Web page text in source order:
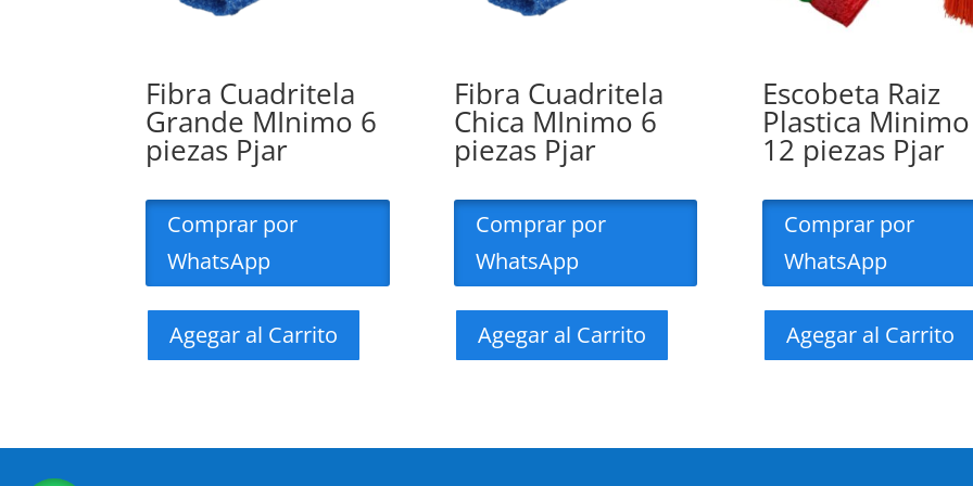
Fibra Cuadritela
Grande MInimo 6
piezas Pjar
Comprar por
WhatsApp
Agegar al Carrito
Fibra Cuadritela
Chica MInimo 6
piezas Pjar
Comprar por
WhatsApp
Agegar al Carrito
Escobeta Raiz
Plastica Minimo
12 piezas Pjar
Comprar por
WhatsApp
Agegar al Carrito